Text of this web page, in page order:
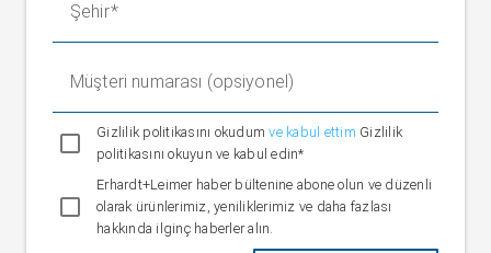
Şehir
Müşteri numarası (opsiyonel)
Gizlilik politikasını okudumve kabul ettim Gizlilik
politikasını okuyun ve kabul edin*
Erhardt+Leimer haber bültenine abone olun ve düzenli
olarak ürünlerimiz, yeniliklerimiz ve daha fazlası
hakkında ilginç haberler alın.